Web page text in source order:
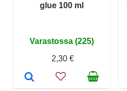
glue 100 ml
Varastossa (225)
2,30 €